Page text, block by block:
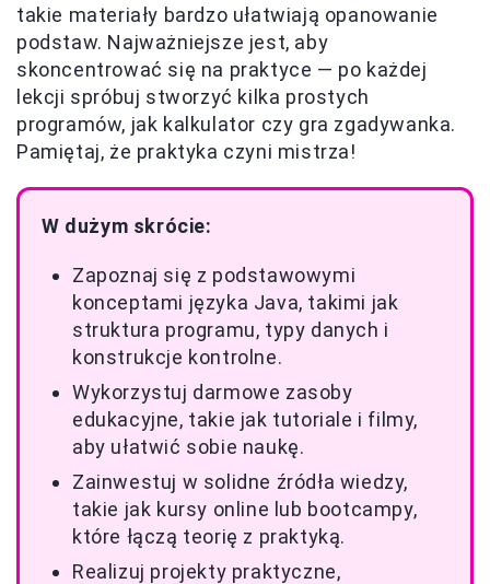
takie materiały bardzo ułatwiają opanowanie
podstaw. Najważniejsze jest, aby
skoncentrować się na praktyce — po każdej
lekcji spróbuj stworzyć kilka prostych
programów, jak kalkulator czy gra zgadywanka.
Pamiętaj, że praktyka czyni mistrza!
W dużym skrócie:
Zapoznaj się z podstawowymi
konceptami języka Java, takimi jak
struktura programu, typy danych i
konstrukcje kontrolne.
Wykorzystuj darmowe zasoby
edukacyjne, takie jak tutoriale i filmy,
aby ułatwić sobie naukę.
Zainwestuj w solidne źródła wiedzy,
takie jak kursy online lub bootcampy,
które łączą teorię z praktyką.
Realizuj projekty praktyczne,